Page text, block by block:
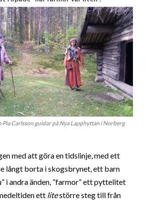
Pia Carlsson guidar på Nya Lapphyttan i Norberg
med att göra en tidslinje, med ett
långt borta i skogsbrynet, ett barn
i andra änden, ”farmor” ett pyttelitet
ett litestörre steg till från